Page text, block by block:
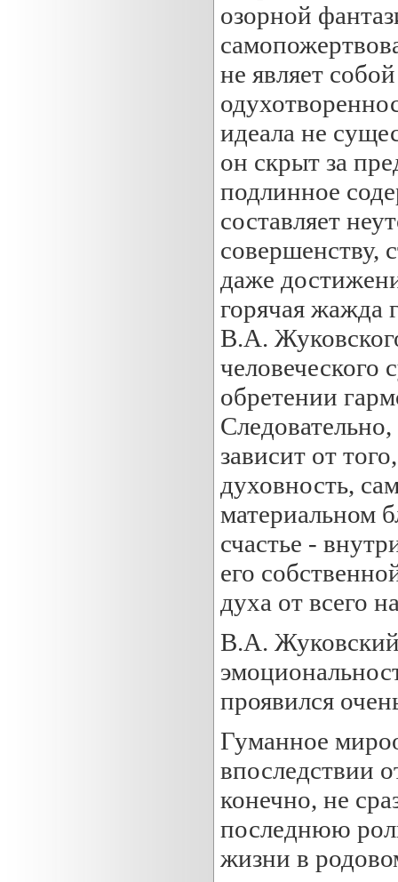
озорной
не являет
идеала не
он скрыт за
подлинное
составляет
совершенству,
даже
горячая жажда
В.А.
человеческого
обретении
зависит от
духовность,
материальном
счастье -
его
духа от всего
В.А. Жуковский
проявился
Гуманное
впоследствии
конечно, не
последнюю
жизни в